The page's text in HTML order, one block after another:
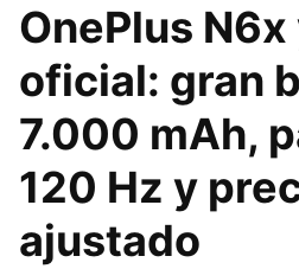
OnePlus N6x
oficial: gran
7.000 mAh,
120 Hz y
ajustado